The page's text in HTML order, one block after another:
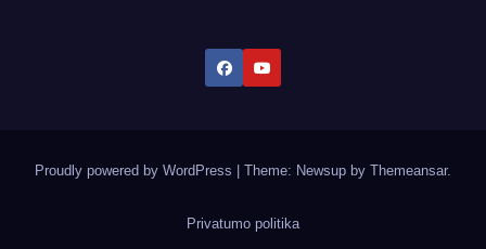
Proudly powered by WordPress Theme: Newsup by Themeansar.
Privatumo politika